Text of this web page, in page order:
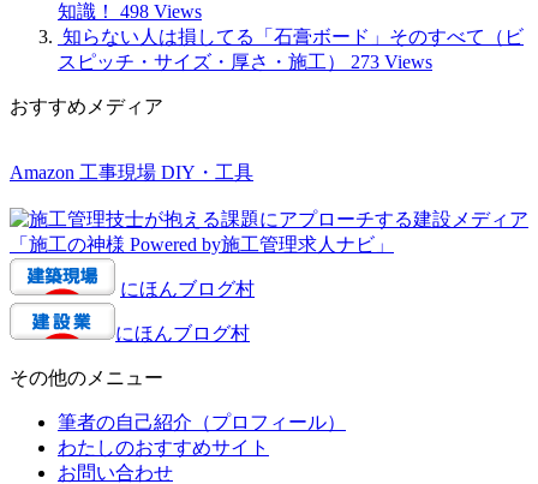
知識！
498 Views
知らない人は損してる「石膏ボード」そのすべて（ビ
スピッチ・サイズ・厚さ・施工）
273 Views
おすすめメディア
Amazon 工事現場 DIY・工具
にほんブログ村
にほんブログ村
その他のメニュー
筆者の自己紹介（プロフィール）
わたしのおすすめサイト
お問い合わせ